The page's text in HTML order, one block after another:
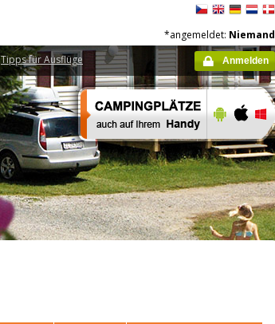
Tipps für Ausflüge
*angemeldet: Niemand
Anmelden